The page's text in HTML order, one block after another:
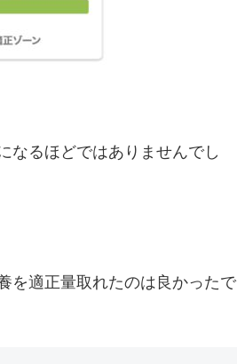
なるほどではありませんでし
を適正量取れたのは良かったで